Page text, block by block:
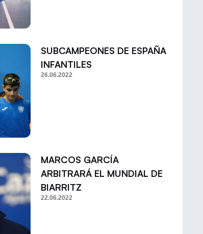
SUBCAMPEONES DE ESPAÑA
INFANTILES
26.06.2022
MARCOS GARCÍA
ARBITRARÁ EL MUNDIAL DE
BIARRITZ
22.06.2022